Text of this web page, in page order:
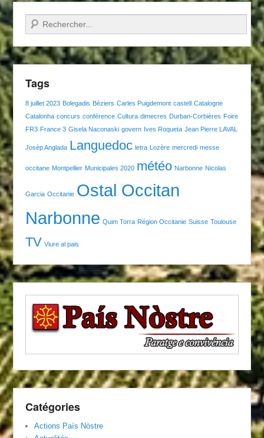
Recherche
Tags
8 juillet 2023 Bolegadis Béziers Carles Puigdemont castell Catalogne
Catalonha concurs conférence Cultura dimecres Durban-Corbières Foire
FR3 France 3 Gisela Naconaski govern Ives Roqueta Jean Pierre LAVAL
Josèp Anglada Languedoc letra Lozère mercredi messe
occitane Montpellier Municipales 2020 météo Narbonne Nicolas
Garcia Occitanie Ostal Occitan
Narbonne Quim Torra Région Occitanie Suisse Toulouse
TV Viure al pais
Catégories
Actions País Nòstre